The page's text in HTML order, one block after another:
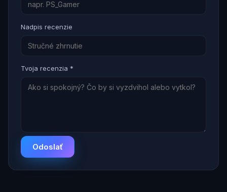
Nadpis recenzie
Tvoja recenzia *
Odoslať